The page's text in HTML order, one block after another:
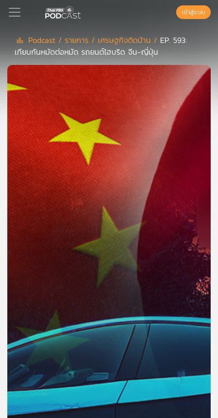
Podcast
เพล
ลิ
แนะนำ
เพล
สต์
ข่าว
และ
กิจกรรม
เกี่ยว
เรา
เข้าสู่ระบบ
Podcast / รายการ / เศรษฐกิจติดบ้าน / EP. 593:
เทียบกันหมัดต่อหมัด รถยนต์ไฮบริด จีน-ญี่ปุ่น